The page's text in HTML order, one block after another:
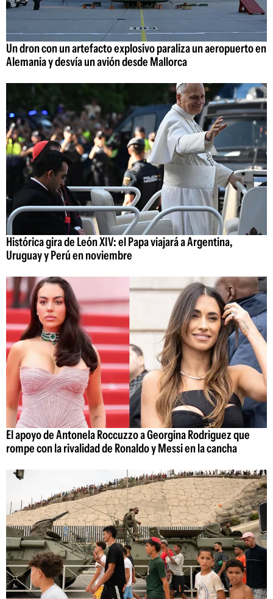
Un dron con un artefacto explosivo paraliza un aeropuerto en
Alemania y desvía un avión desde Mallorca
Histórica gira de León XIV: el Papa viajará a Argentina,
Uruguay y Perú en noviembre
El apoyo de Antonela Roccuzzo a Georgina Rodriguez que
rompe con la rivalidad de Ronaldo y Messi en la cancha